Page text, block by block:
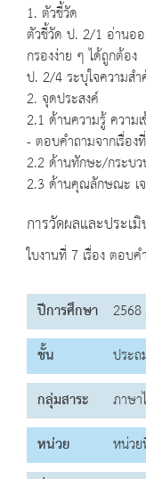
1. ตัวชี้วัด
ตัวชี้วัด ป. 2/1 อ่านอ
กรองง่าย ๆ ได้ถูกต้อง
ป. 2/4 ระบุใจความส
2. จุดประสงค์
2.1 ด้านความรู้ ความเ
- ตอบคำถามจากเรื่อง
2.2 ด้านทักษะ/กระบว
2.3 ด้านคุณลักษณะ เ
การวัดผลและประเ
ใบงานที่ 7 เรื่อง ตอบ
ปีการศึกษา
ชั้น
ประ
กลุ่มสาระ
ภาษา
หน่วย
หน่ว